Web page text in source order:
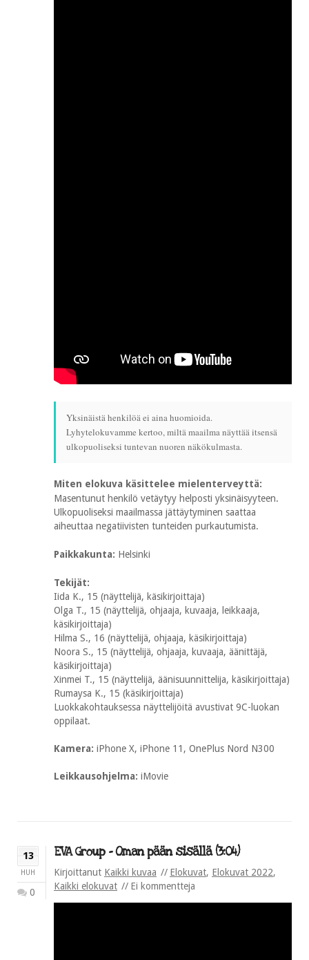
Yksinäistä henkilöä ei aina huomioida.
Lyhytelokuvamme kertoo, miltä maailma näyttää itsensä
ulkopuoliseksi tuntevan nuoren näkökulmasta.
Miten elokuva käsittelee mielenterveyttä:
Masentunut henkilö vetäytyy helposti yksinäisyyteen.
Ulkopuoliseksi maailmassa jättäytyminen saattaa
aiheuttaa negatiivisten tunteiden purkautumista.
Paikkakunta: Helsinki
Tekijät:
Iida K., 15 (näyttelijä, käsikirjoittaja)
Olga T., 15 (näyttelijä, ohjaaja, kuvaaja, leikkaaja,
käsikirjoittaja)
Hilma S., 16 (näyttelijä, ohjaaja, käsikirjoittaja)
Noora S., 15 (näyttelijä, ohjaaja, kuvaaja, äänittäjä,
käsikirjoittaja)
Xinmei T., 15 (näyttelijä, äänisuunnittelija, käsikirjoittaja)
Rumaysa K., 15 (käsikirjoittaja)
Luokkakohtauksessa näyttelijöitä avustivat 9C-luokan
oppilaat.
Kamera: iPhone X, iPhone 11, OnePlus Nord N300
Leikkausohjelma: iMovie
13
HUH
0
EVA Group – Oman pään sisällä (3:04)
Kirjoittanut Kaikki kuvaa Elokuvat, Elokuvat 2022,
Kaikki elokuvat
Ei kommentteja